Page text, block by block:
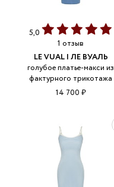
5,0
1 отзыв
LE VUAL | ЛЕ ВУАЛЬ
голубое платье-макси из
фактурного трикотажа
14 700 ₽